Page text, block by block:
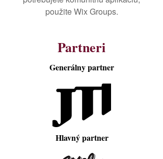
použite Wix Groups.
Partneri
Generálny partner
Hlavný partner